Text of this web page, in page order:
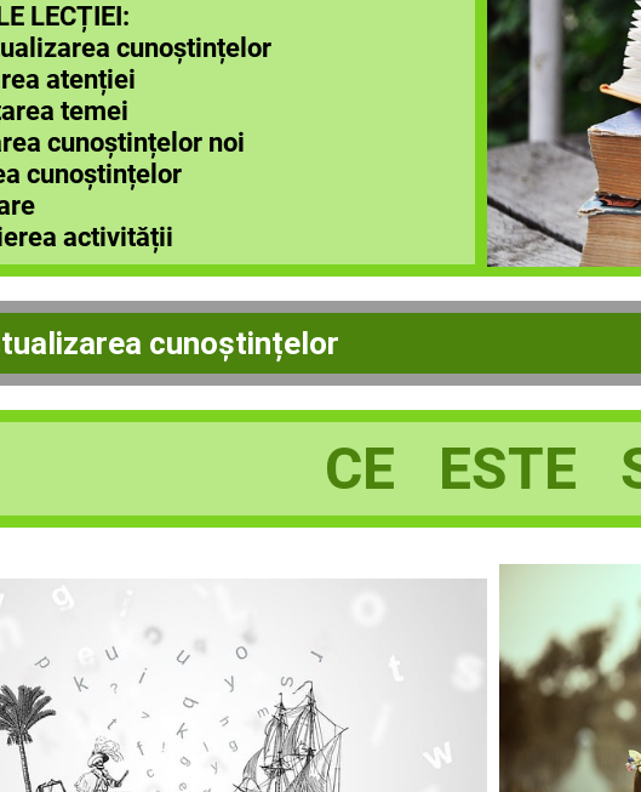
LECȚIEI:
cunoștințelor
atenției
temei
cunoștințelor noi
cunoștințelor
activității
cunoștințelor
CE ESTE